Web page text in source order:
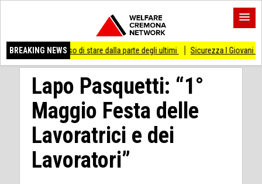
BREAKING NEWS
smesso di stare dalla parte degli ultimi Sicurezza I Giovani
Lapo Pasquetti: “1°
Maggio Festa delle
Lavoratrici e dei
Lavoratori”